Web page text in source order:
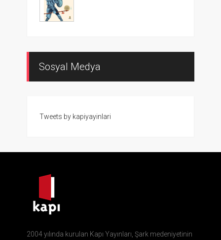
Sosyal Medya
Tweets by kapiyayinlari
2004 yılında kurulan Kapı Yayınları, Şark medeniyetinin